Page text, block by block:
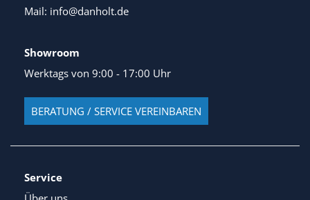
Mail: info@danholt.de
Showroom
Werktags von 9:00 - 17:00 Uhr
BERATUNG / SERVICE VEREINBAREN
Service